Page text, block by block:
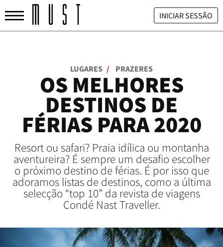
INICIAR SESSÃO
LUGARES / PRAZERES
OS MELHORES
DESTINOS DE
FÉRIAS PARA 2020
Resort ou safari? Praia idílica ou montanha
aventureira? É sempre um desafio escolher
o próximo destino de férias. É por isso que
adoramos listas de destinos, como a última
selecção “top 10” da revista de viagens
Condé Nast Traveller.